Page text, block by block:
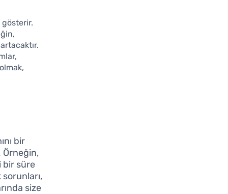
bir
Örneğin,
bir süre
size